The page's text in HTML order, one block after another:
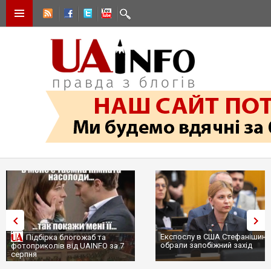
Підбірка блогожаб та
фотоприколів від UAINFO за 7
серпня
Експослу в США
обрали запобіжний захід